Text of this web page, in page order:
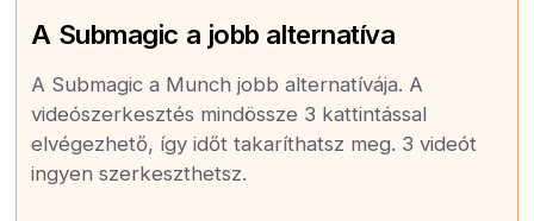
A Submagic a jobb alternatíva
A Submagic a Munch jobb alternatívája. A
videószerkesztés mindössze 3 kattintással
elvégezhető, így időt takaríthatsz meg. 3 videót
ingyen szerkeszthetsz.